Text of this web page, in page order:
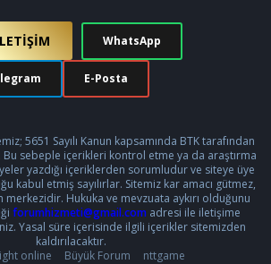
WhatsApp
E-Posta
5651 Sayılı Kanun kapsamında BTK tarafından
Bu sebeple içerikleri kontrol etme ya da araştırma
yazdığı içeriklerden sorumludur ve siteye üye
kabul etmiş sayılırlar. Sitemiz kar amacı gütmez,
merkezidir. Hukuka ve mevzuata aykırı olduğunu
forumhizmeti@gmail.com adresi ile iletişime
Yasal süre içerisinde ilgili içerikler sitemizden
kaldırılacaktır.
online Büyük Forum nttgame